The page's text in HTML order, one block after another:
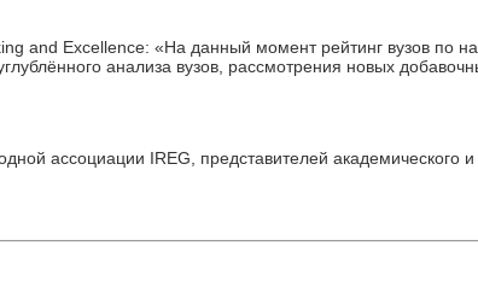
and Excellence: «На данный момент рейтинг вузов по
анализа вузов, рассмотрения новых
ассоциации IREG, представителей академического и